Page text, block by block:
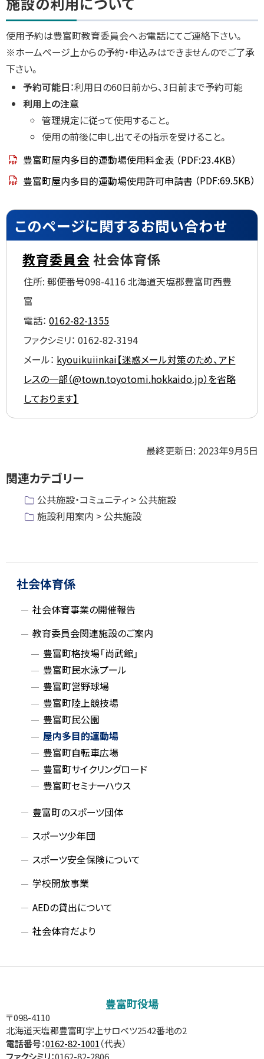
ッ
プ
戻
使用予約は豊富町教育委員会へお電話にてご連絡下さい。
※ホームページ上からの予約・申込みはできませんのでご了承
下さい。
予約可能日：利用日の60日前から、3日前まで予約可能
利用上の注意
管理規定に従って使用すること。
使用の前後に申し出てその指示を受けること。
豊富町屋内多目的運動場使用料金表 （PDF:23.4KB）
豊富町屋内多目的運動場使用許可申請書 （PDF:69.5KB）
ト このページに関するお問い合わせ
教育委員会社会体育係
住所: 郵便番号098-4116 北海道天塩郡豊富町西豊
富
電話： 0162-82-1355
ファクシミリ： 0162-82-3194
メール： kyouikuiinkai【迷惑メール対策のため、アド
レスの一部（@town.toyotomi.hokkaido.jp）を省略
しております】
プ
最終更新日: 2023年9月5日
関連カテゴリー
公共施設・コミュニティ > 公共施設
施設利用案内 > 公共施設
ッ
サ社会体育係
社会体育事業の開催報告
教育委員会関連施設のご案内
豊富町格技場「尚武館」
豊富町民水泳プール
豊富町営野球場
豊富町陸上競技場
豊富町民公園
屋内多目的運動場
豊富町自転車広場
豊富町サイクリングロード
豊富町セミナーハウス
豊富町のスポーツ団体
スポーツ少年団
スポーツ安全保険について
学校開放事業
AEDの貸出について
社会体育だより
豊富町役場
〒098-4110
北海道天塩郡豊富町字上サロベツ2542番地の2
電話番号：0162-82-1001（代表）
ファクシミリ：0162-82-2806